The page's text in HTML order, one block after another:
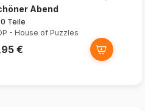
Abend
Teile
- House of Puzzles
€